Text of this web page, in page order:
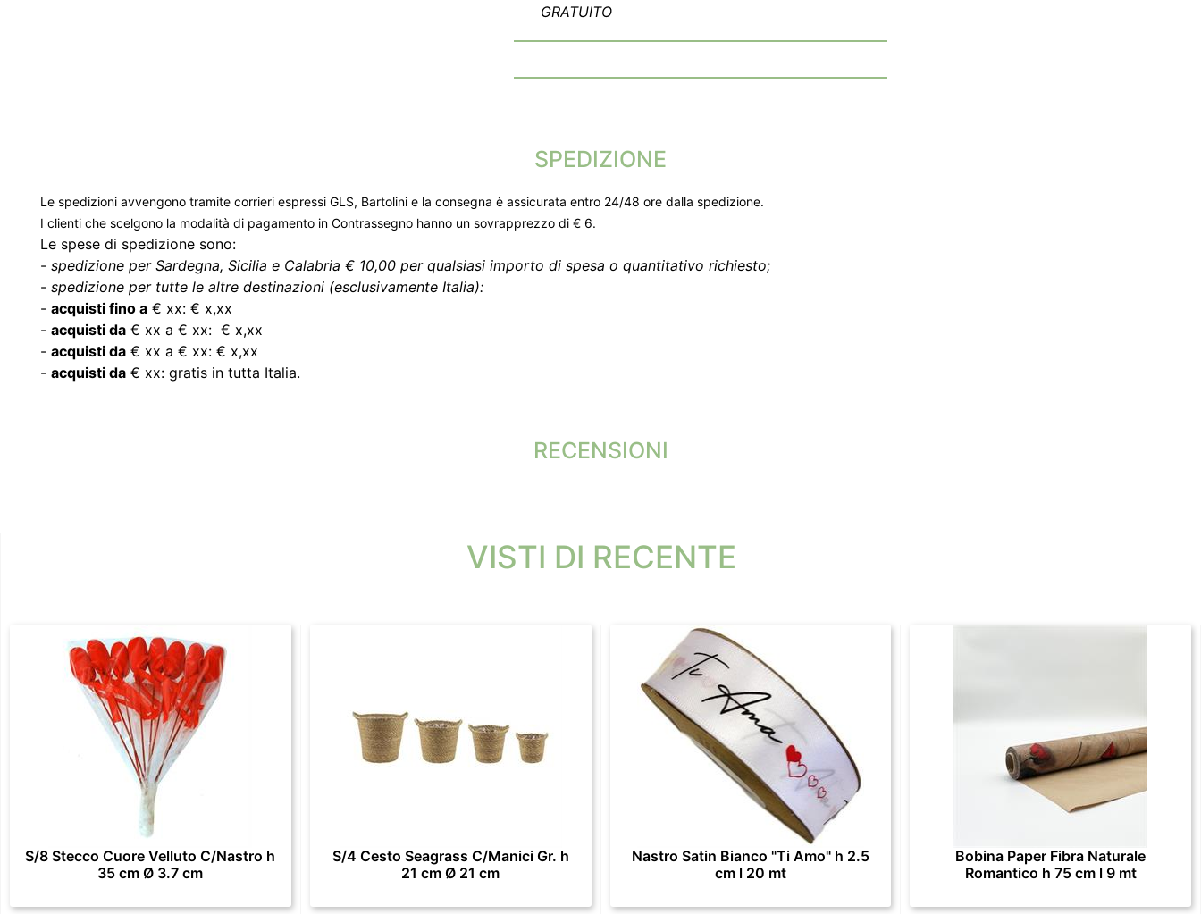
GRATUITO
SPEDIZIONE
Le spedizioni avvengono tramite corrieri espressi GLS, Bartolini e la consegna è assicurata entro 24/48 ore dalla spedizione.
I clienti che scelgono la modalità di pagamento in Contrassegno hanno un sovrapprezzo di € 6.
Le spese di spedizione sono:
- spedizione per Sardegna, Sicilia e Calabria € 10,00 per qualsiasi importo di spesa o quantitativo richiesto;
- spedizione per tutte le altre destinazioni (esclusivamente Italia):
- acquisti fino a € xx: € x,xx
- acquisti da € xx a € xx: € x,xx
- acquisti da € xx a € xx: € x,xx
- acquisti da € xx: gratis in tutta Italia.
RECENSIONI
VISTI DI RECENTE
S/8 Stecco Cuore Velluto C/Nastro h
35 cm Ø 3.7 cm
S/4 Cesto Seagrass C/Manici Gr. h
21 cm Ø 21 cm
Nastro Satin Bianco "Ti Amo" h 2.5
cm l 20 mt
Bobina Paper Fibra Naturale
Romantico h 75 cm l 9 mt